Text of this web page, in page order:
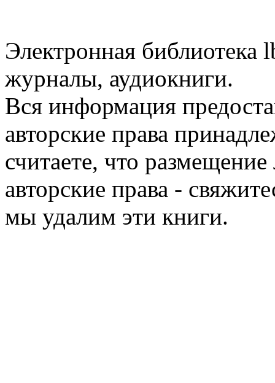
Электронная библиотека
журналы, аудиокниги.
Вся информация
авторские права
считаете, что
авторские права -
мы удалим эти книги.